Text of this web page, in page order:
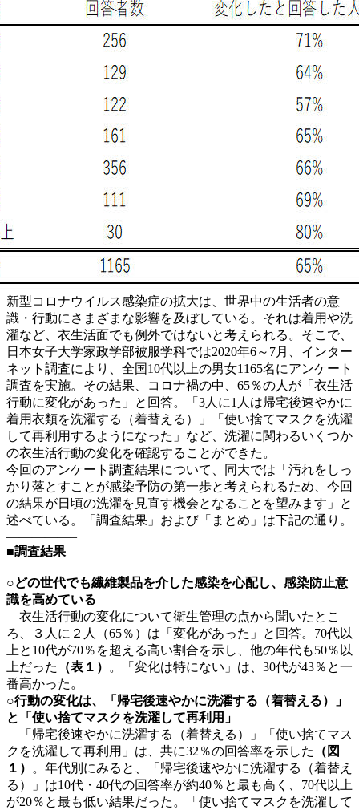
新型コロナウイルス感染症の拡大は、世界中の生活者の意
識・行動にさまざまな影響を及ぼしている。それは着用や洗
濯など、衣生活面でも例外ではないと考えられる。そこで、
日本女子大学家政学部被服学科では2020年6～7月、インター
ネット調査により、全国10代以上の男女1165名にアンケート
調査を実施。その結果、コロナ禍の中、65％の人が「衣生活
行動に変化があった」と回答。「3人に1人は帰宅後速やかに
着用衣類を洗濯する（着替える）」「使い捨てマスクを洗濯
して再利用するようになった」など、洗濯に関わるいくつか
の衣生活行動の変化を確認することができた。
今回のアンケート調査結果について、同大では「汚れをしっ
かり落とすことが感染予防の第一歩と考えられるため、今回
の結果が日頃の洗濯を見直す機会となることを望みます」と
述べている。「調査結果」および「まとめ」は下記の通り。
—————–
■調査結果
—————–
○どの世代でも繊維製品を介した感染を心配し、感染防止意
識を高めている
衣生活行動の変化について衛生管理の点から聞いたとこ
ろ、３人に２人（65％）は「変化があった」と回答。70代以
上と10代が70％を超える高い割合を示し、他の年代も50％以
上だった
（表１）
。「変化は特にない」は、30代が43％と一
番高かった。
○行動の変化は、「帰宅後速やかに洗濯する（着替える）」
と「使い捨てマスクを洗濯して再利用」
「帰宅後速やかに洗濯する（着替える）」「使い捨てマス
クを洗濯して再利用」は、共に32％の回答率を示した
（図
１）
。年代別にみると、「帰宅後速やかに洗濯する（着替え
る）」は10代・40代の回答率が約40％と最も高く、70代以上
が20％と最も低い結果だった。「使い捨てマスクを洗濯して